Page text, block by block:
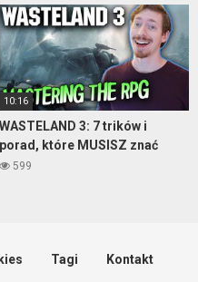
10:16
WASTELAND 3: 7 trików i
porad, które MUSISZ znać
zanim zaczniesz grać
599
Tagi Kontakt